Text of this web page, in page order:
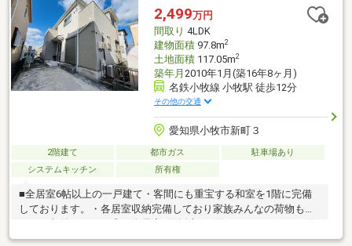
ランのご提案も可能です。ご家族構成やライフスタイルに合わせ
て理想の空間へと生まれ変わらせることができます。ゆとりある
暮らしを実現したい方におすすめの物件です！！
2,499万円
間取り 4LDK
建物面積97.8m2
土地面積117.05m2
築年月 2010年1月(築16年8ヶ月)
名鉄小牧線 小牧駅 徒歩12分
その他の交通
愛知県小牧市新町３
2階建て 都市ガス
駐車場あり
システムキッチン
所有権
■全居室6帖以上の一戸建て・客間にも重宝する和室を1階に完備
しております。・各居室収納完備しており家族みんなの荷物もす
っきり収納できます◎・全居室2面採光、2面バルコニーにつき陽
当り、通風大変良好です♪■周辺環境・小牧原小学校 徒歩約12